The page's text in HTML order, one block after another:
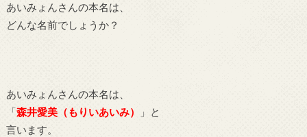
あいみょんさんの本名は、
どんな名前でしょうか？
あいみょんさんの本名は、
「森井愛美（もりいあいみ）
」と
言います。